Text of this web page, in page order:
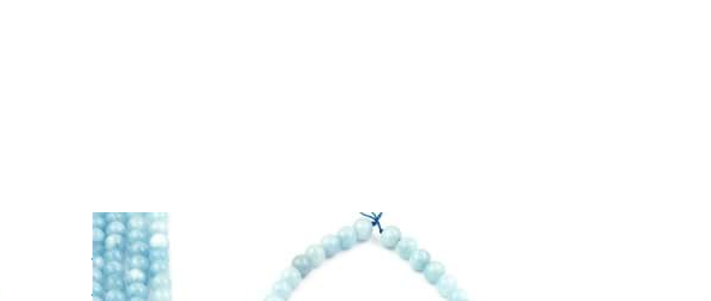
Aigue-marine boules 10mm fil
de perles extra